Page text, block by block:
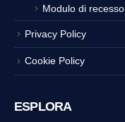
Modulo di recesso
Privacy Policy
Cookie Policy
ESPLORA